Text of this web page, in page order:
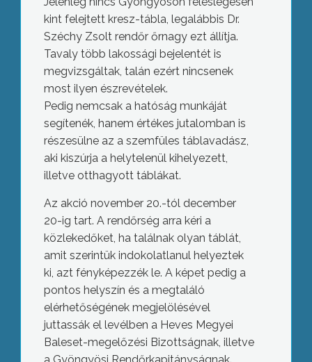
kint felejtett kresz-tábla, legalábbis Dr.
Széchy Zsolt rendőr őrnagy ezt állítja.
Tavaly több lakossági bejelentét is
megvizsgáltak, talán ezért nincsenek
most ilyen észrevételek.
Pedig nemcsak a hatóság munkáját
segítenék, hanem értékes jutalomban is
részesülne az a szemfüles táblavadász,
aki kiszúrja a helytelenül kihelyezett,
illetve otthagyott táblákat.
Az akció november 20.-tól december
20-ig tart. A rendőrség arra kéri a
közlekedőket, ha találnak olyan táblát,
amit szerintük indokolatlanul helyeztek
ki, azt fényképezzék le. A képet pedig a
pontos helyszín és a megtaláló
elérhetőségének megjelölésével
juttassák el levélben a Heves Megyei
Baleset-megelőzési Bizottságnak, illetve